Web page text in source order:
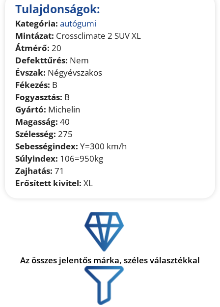
Tulajdonságok:
Kategória: autógumi
Mintázat: Crossclimate 2 SUV XL
Átmérő: 20
Defekttűrés: Nem
Évszak: Négyévszakos
Fékezés: B
Fogyasztás: B
Gyártó: Michelin
Magasság: 40
Szélesség: 275
Sebességindex: Y=300 km/h
Súlyindex: 106=950kg
Zajhatás: 71
Erősített kivitel: XL
Az összes jelentős márka, széles választékkal